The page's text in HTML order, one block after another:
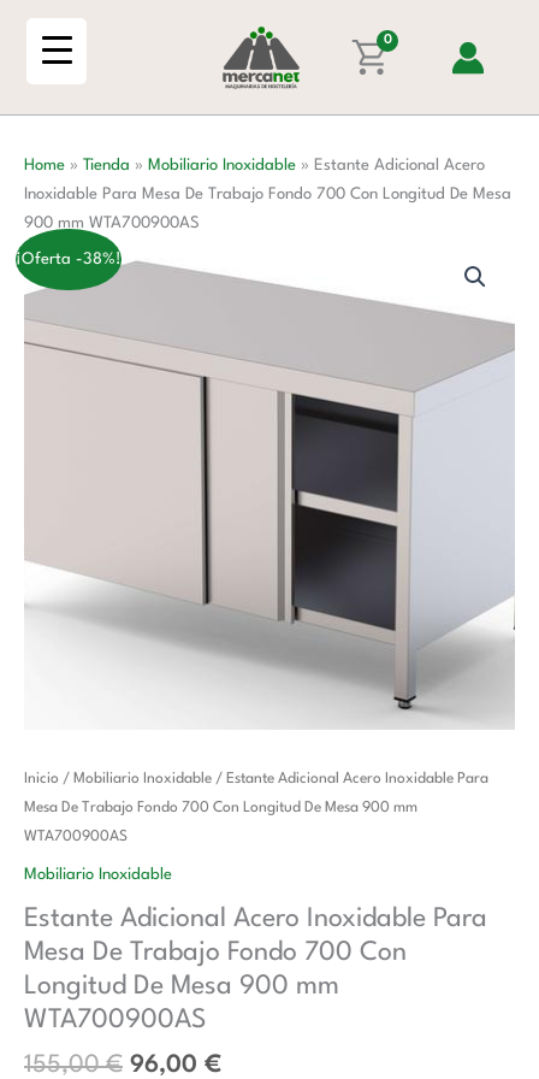
0
Home » Tienda » Mobiliario Inoxidable » Estante Adicional Acero
Inoxidable Para Mesa De Trabajo Fondo 700 Con Longitud De Mesa
900 mm WTA700900AS
¡Oferta -38%!
Inicio / Mobiliario Inoxidable / Estante Adicional Acero Inoxidable Para
Mesa De Trabajo Fondo 700 Con Longitud De Mesa 900 mm
WTA700900AS
Mobiliario Inoxidable
Estante Adicional Acero Inoxidable Para
Mesa De Trabajo Fondo 700 Con
Longitud De Mesa 900 mm
WTA700900AS
155,00€
El
precio
era:
96,00 €
El
precio
Estante
Adicional
Acero
Inoxidable
Mesa
De
Trabajo
Fondo
Con
Para
Mesa
De
Fondo
700
Con
Longitud
De
900